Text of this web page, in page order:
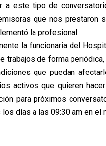
a este tipo de
que nos prestaron
la profesional.
la funcionaria del
trabajos de forma
que puedan
activos que quieren
para próximos
días a las 09:30 am en el